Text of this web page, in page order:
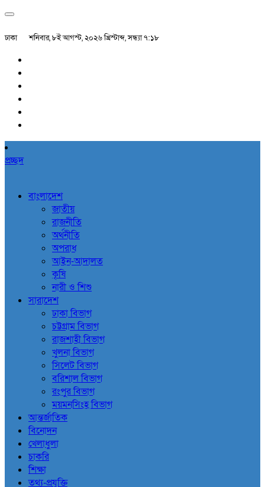
ঢাকা শনিবার, ৮ই আগস্ট, ২০২৬ খ্রিস্টাব্দ, সন্ধ্যা ৭:১৮
প্রচ্ছদ
বাংলাদেশ
জাতীয়
রাজনীতি
অর্থনীতি
অপরাধ
আইন-আদালত
কৃষি
নারী ও শিশু
সারাদেশ
ঢাকা বিভাগ
চট্টগ্রাম বিভাগ
রাজশাহী বিভাগ
খুলনা বিভাগ
সিলেট বিভাগ
বরিশাল বিভাগ
রংপুর বিভাগ
ময়মনসিংহ বিভাগ
আন্তর্জাতিক
বিনোদন
খেলাধুলা
চাকরি
শিক্ষা
তথ্য-প্রযুক্তি